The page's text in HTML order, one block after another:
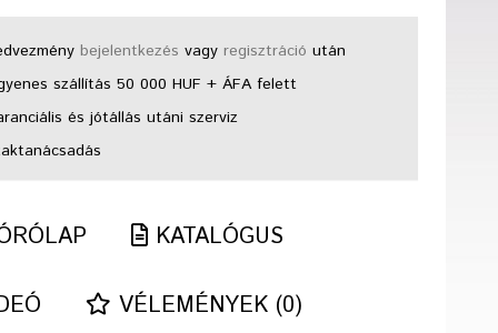
bejelentkezés vagy regisztráció után
szállítás 50 000 HUF + ÁFA felett
és jótállás utáni szerviz
KATALÓGUS
VÉLEMÉNYEK (0)